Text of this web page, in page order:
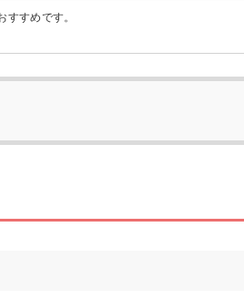
すすめです。